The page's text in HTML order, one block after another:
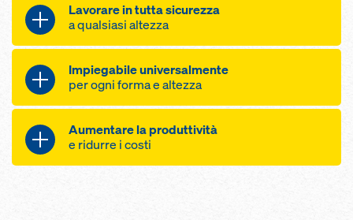
Lavorare in tutta sicurezza
a qualsiasi altezza
protezione del personale dalle
cadute, dal vento e dalle
traslazione sicura anche con
elevate velocità del vento grazie al
collegamento continuo con la
Impiegabile universalmente
per ogni forma e altezza
adattabile a ogni tipo di pianta
grazie all'intelligente sistema
Aumentare la produttività
e ridurre i costi